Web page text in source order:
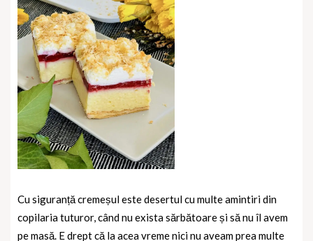
Cu siguranță cremeșul este desertul cu multe amintiri din
copilaria tuturor, când nu exista sărbătoare și să nu îl avem
pe masă. E drept că la acea vreme nici nu aveam prea multe